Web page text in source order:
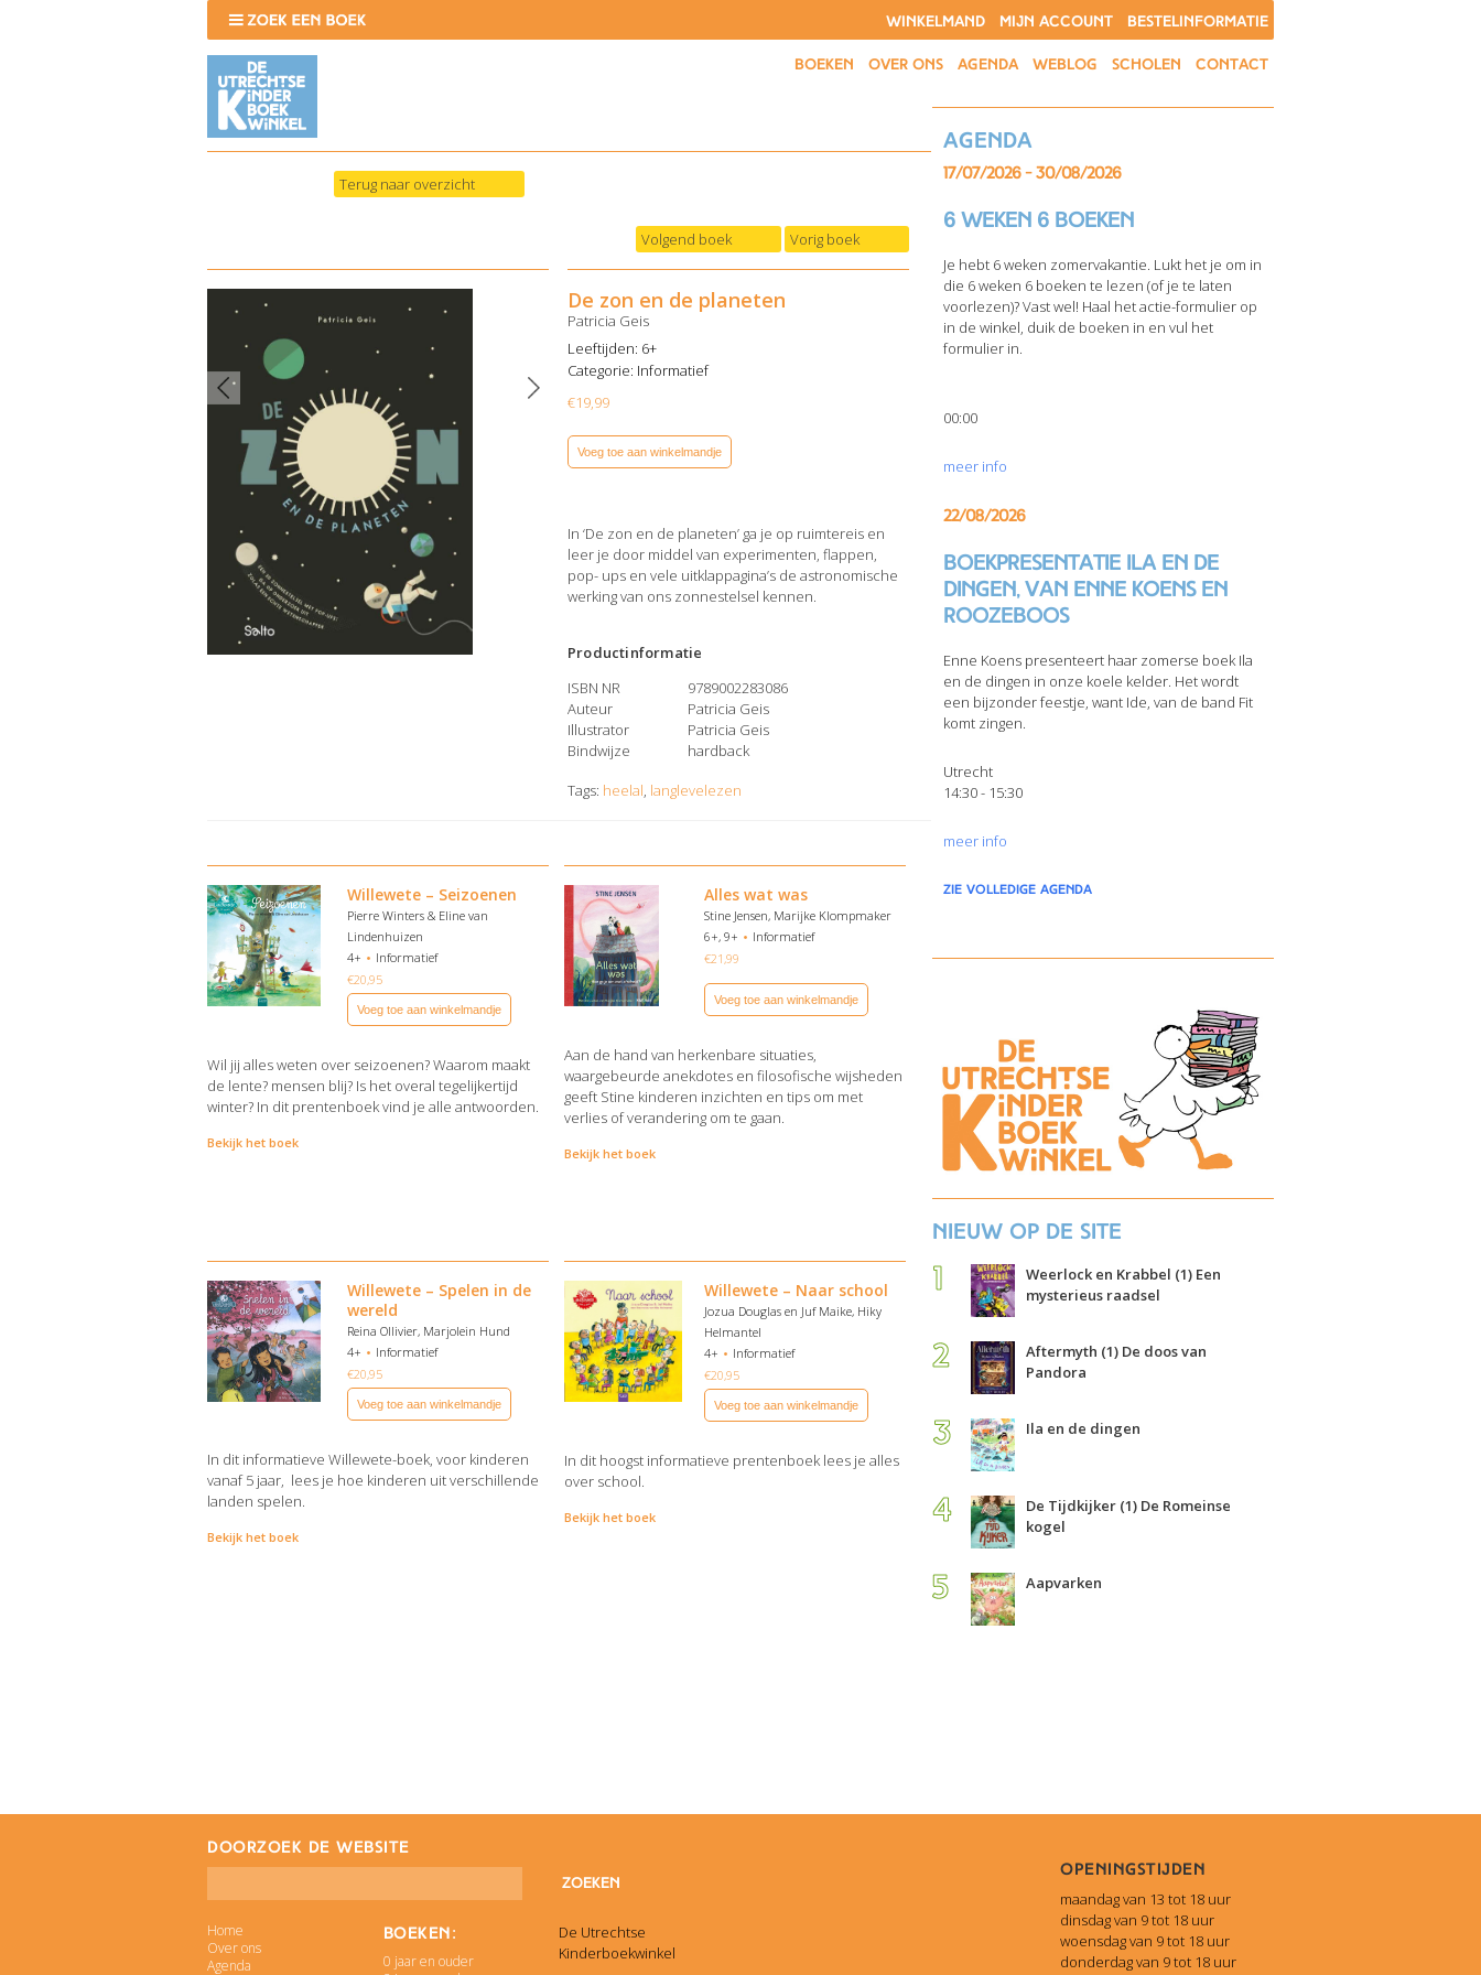
WINKELMAND MIJN ACCOUNT BESTELINFORMATIE
BOEKEN OVER ONS AGENDA WEBLOG SCHOLEN CONTACT
Terug naar overzicht
Volgend boek Vorig boek
De zon en de planeten
Patricia Geis
Leeftijden: 6+
Categorie: Informatief
€19,99
Voeg toe aan winkelmandje
In ‘De zon en de planeten’ ga je op ruimtereis en
leer je door middel van experimenten, flappen,
pop- ups en vele uitklappagina’s de astronomische
werking van ons zonnestelsel kennen.
Productinformatie
ISBN NR
9789002283086
Auteur
Patricia Geis
Illustrator
Patricia Geis
Bindwijze
hardback
Tags: heelal, langlevelezen
Willewete – Seizoenen
Pierre Winters & Eline van
Lindenhuizen
4+
Informatief
€20,95
Voeg toe aan winkelmandje
Wil jij alles weten over seizoenen? Waarom maakt
de lente? mensen blij? Is het overal tegelijkertijd
winter? In dit prentenboek vind je alle antwoorden.
Bekijk het boek
Alles wat was
Stine Jensen, Marijke Klompmaker
6+, 9+
Informatief
€21,99
Voeg toe aan winkelmandje
Aan de hand van herkenbare situaties,
waargebeurde anekdotes en filosofische wijsheden
geeft Stine kinderen inzichten en tips om met
verlies of verandering om te gaan.
Bekijk het boek
Willewete – Spelen in de
wereld
Reina Ollivier, Marjolein Hund
4+
Informatief
€20,95
Voeg toe aan winkelmandje
In dit informatieve Willewete-boek, voor kinderen
vanaf 5 jaar, lees je hoe kinderen uit verschillende
landen spelen.
Bekijk het boek
Willewete – Naar school
Jozua Douglas en Juf Maike, Hiky
Helmantel
4+
Informatief
€20,95
Voeg toe aan winkelmandje
In dit hoogst informatieve prentenboek lees je alles
over school.
Bekijk het boek
Agenda
17/07/2026 - 30/08/2026
6 weken 6 boeken
Je hebt 6 weken zomervakantie. Lukt het je om in
die 6 weken 6 boeken te lezen (of je te laten
voorlezen)? Vast wel! Haal het actie-formulier op
in de winkel, duik de boeken in en vul het
formulier in.
00:00
meer info
22/08/2026
Boekpresentatie Ila en de
dingen, van Enne Koens en
Roozeboos
Enne Koens presenteert haar zomerse boek Ila
en de dingen in onze koele kelder. Het wordt
een bijzonder feestje, want Ide, van de band Fit
komt zingen.
Utrecht
14:30 - 15:30
meer info
zie volledige agenda
Nieuw op de site
Weerlock en Krabbel (1) Een
mysterieus raadsel
Aftermyth (1) De doos van
Pandora
Ila en de dingen
De Tijdkijker (1) De Romeinse
kogel
Aapvarken
doorzoek de website
Home
Over ons
Agenda
Boeken:
0 jaar en ouder
De Utrechtse
Kinderboekwinkel
Openingstijden
maandag van 13 tot 18 uur
dinsdag van 9 tot 18 uur
woensdag van 9 tot 18 uur
donderdag van 9 tot 18 uur